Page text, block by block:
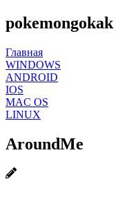
pokemongokak
Главная
WINDOWS
ANDROID
IOS
MAC OS
LINUX
AroundMe